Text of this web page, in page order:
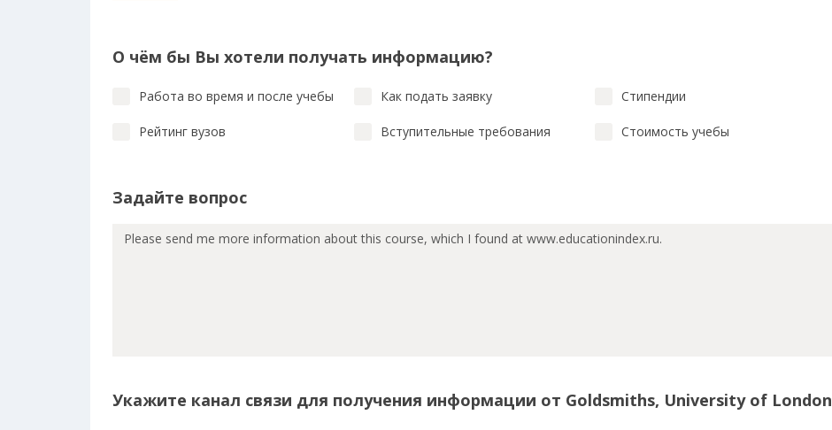
О чём бы Вы хотели получать информацию?
Работа во время и после учебы Как подать заявку Стипендии
Рейтинг вузов Вступительные требования Стоимость учебы
Задайте вопрос
Укажите канал связи для получения информации от Goldsmiths, University of London